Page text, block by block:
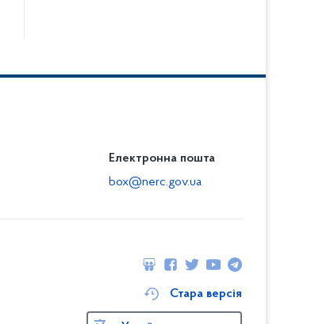
Електронна пошта
box@nerc.gov.ua
Стара версія